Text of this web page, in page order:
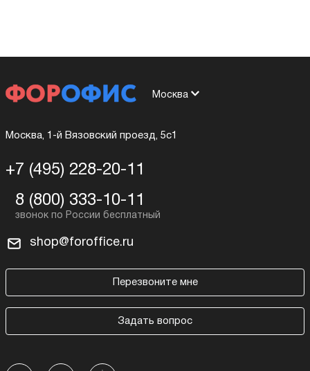
Москва
Москва, 1-й Вязовский проезд, 5с1
+7 (495) 228-20-11
8 (800) 333-10-11
shop@foroffice.ru
Перезвоните мне
Задать вопрос